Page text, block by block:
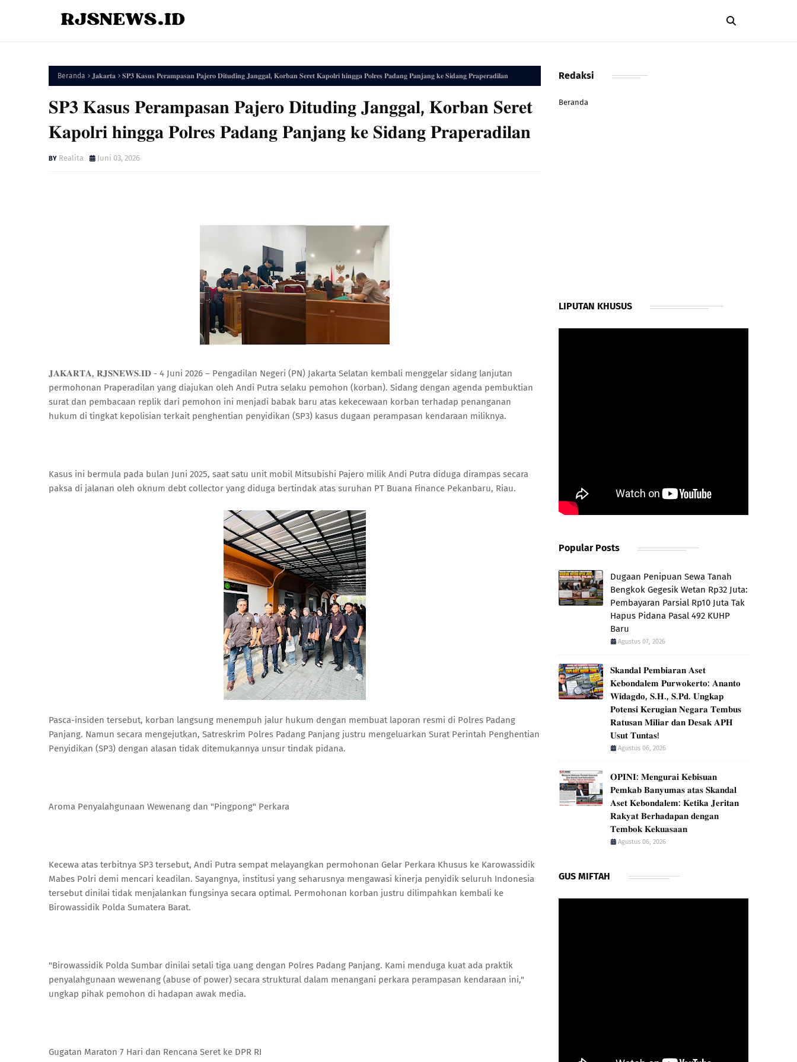
Beranda 𝐉𝐚𝐤𝐚𝐫𝐭𝐚 ​𝐒𝐏𝟑 𝐊𝐚𝐬𝐮𝐬 𝐏𝐞𝐫𝐚𝐦𝐩𝐚𝐬𝐚𝐧 𝐏𝐚𝐣𝐞𝐫𝐨 𝐃𝐢𝐭𝐮𝐝𝐢𝐧𝐠 𝐉𝐚𝐧𝐠𝐠𝐚𝐥, 𝐊𝐨𝐫𝐛𝐚𝐧 𝐒𝐞𝐫𝐞𝐭 𝐊𝐚𝐩𝐨𝐥𝐫𝐢 𝐡𝐢𝐧𝐠𝐠𝐚 𝐏𝐨𝐥𝐫𝐞𝐬 𝐏𝐚𝐝𝐚𝐧𝐠 𝐏𝐚𝐧𝐣𝐚𝐧𝐠 𝐤𝐞 𝐒𝐢𝐝𝐚𝐧𝐠 𝐏𝐫𝐚𝐩𝐞𝐫𝐚𝐝𝐢𝐥𝐚𝐧
​𝐒𝐏𝟑 𝐊𝐚𝐬𝐮𝐬 𝐏𝐞𝐫𝐚𝐦𝐩𝐚𝐬𝐚𝐧 𝐏𝐚𝐣𝐞𝐫𝐨 𝐃𝐢𝐭𝐮𝐝𝐢𝐧𝐠 𝐉𝐚𝐧𝐠𝐠𝐚𝐥, 𝐊𝐨𝐫𝐛𝐚𝐧 𝐒𝐞𝐫𝐞𝐭
𝐊𝐚𝐩𝐨𝐥𝐫𝐢 𝐡𝐢𝐧𝐠𝐠𝐚 𝐏𝐨𝐥𝐫𝐞𝐬 𝐏𝐚𝐝𝐚𝐧𝐠 𝐏𝐚𝐧𝐣𝐚𝐧𝐠 𝐤𝐞 𝐒𝐢𝐝𝐚𝐧𝐠 𝐏𝐫𝐚𝐩𝐞𝐫𝐚𝐝𝐢𝐥𝐚𝐧
Realita Juni 03, 2026
𝐉𝐀𝐊𝐀𝐑𝐓𝐀, 𝐑𝐉𝐒𝐍𝐄𝐖𝐒.𝐈𝐃 - 4 Juni 2026 – Pengadilan Negeri (PN) Jakarta Selatan kembali menggelar sidang lanjutan
permohonan Praperadilan yang diajukan oleh Andi Putra selaku pemohon (korban). Sidang dengan agenda pembuktian
surat dan pembacaan replik dari pemohon ini menjadi babak baru atas kekecewaan korban terhadap penanganan
hukum di tingkat kepolisian terkait penghentian penyidikan (SP3) kasus dugaan perampasan kendaraan miliknya.
​Kasus ini bermula pada bulan Juni 2025, saat satu unit mobil Mitsubishi Pajero milik Andi Putra diduga dirampas secara
paksa di jalanan oleh oknum debt collector yang diduga bertindak atas suruhan PT Buana Finance Pekanbaru, Riau.
Pasca-insiden tersebut, korban langsung menempuh jalur hukum dengan membuat laporan resmi di Polres Padang
Panjang. Namun secara mengejutkan, Satreskrim Polres Padang Panjang justru mengeluarkan Surat Perintah Penghentian
Penyidikan (SP3) dengan alasan tidak ditemukannya unsur tindak pidana.
​Aroma Penyalahgunaan Wewenang dan "Pingpong" Perkara
​Kecewa atas terbitnya SP3 tersebut, Andi Putra sempat melayangkan permohonan Gelar Perkara Khusus ke Karowassidik
Mabes Polri demi mencari keadilan. Sayangnya, institusi yang seharusnya mengawasi kinerja penyidik seluruh Indonesia
tersebut dinilai tidak menjalankan fungsinya secara optimal. Permohonan korban justru dilimpahkan kembali ke
Birowassidik Polda Sumatera Barat.
​"Birowassidik Polda Sumbar dinilai setali tiga uang dengan Polres Padang Panjang. Kami menduga kuat ada praktik
penyalahgunaan wewenang (abuse of power) secara struktural dalam menangani perkara perampasan kendaraan ini,"
ungkap pihak pemohon di hadapan awak media.
​Gugatan Maraton 7 Hari dan Rencana Seret ke DPR RI
Redaksi
Beranda
LIPUTAN KHUSUS
Popular Posts
Dugaan Penipuan Sewa Tanah
Bengkok Gegesik Wetan Rp32 Juta:
Pembayaran Parsial Rp10 Juta Tak
Hapus Pidana Pasal 492 KUHP
Baru
Agustus 07, 2026
𝐒𝐤𝐚𝐧𝐝𝐚𝐥 𝐏𝐞𝐦𝐛𝐢𝐚𝐫𝐚𝐧 𝐀𝐬𝐞𝐭
𝐊𝐞𝐛𝐨𝐧𝐝𝐚𝐥𝐞𝐦 𝐏𝐮𝐫𝐰𝐨𝐤𝐞𝐫𝐭𝐨: 𝐀𝐧𝐚𝐧𝐭𝐨
𝐖𝐢𝐝𝐚𝐠𝐝𝐨, 𝐒.𝐇., 𝐒.𝐏𝐝. 𝐔𝐧𝐠𝐤𝐚𝐩
𝐏𝐨𝐭𝐞𝐧𝐬𝐢 𝐊𝐞𝐫𝐮𝐠𝐢𝐚𝐧 𝐍𝐞𝐠𝐚𝐫𝐚 𝐓𝐞𝐦𝐛𝐮𝐬
𝐑𝐚𝐭𝐮𝐬𝐚𝐧 𝐌𝐢𝐥𝐢𝐚𝐫 𝐝𝐚𝐧 𝐃𝐞𝐬𝐚𝐤 𝐀𝐏𝐇
𝐔𝐬𝐮𝐭 𝐓𝐮𝐧𝐭𝐚𝐬!
Agustus 06, 2026
𝐎𝐏𝐈𝐍𝐈: 𝐌𝐞𝐧𝐠𝐮𝐫𝐚𝐢 𝐊𝐞𝐛𝐢𝐬𝐮𝐚𝐧
𝐏𝐞𝐦𝐤𝐚𝐛 𝐁𝐚𝐧𝐲𝐮𝐦𝐚𝐬 𝐚𝐭𝐚𝐬 𝐒𝐤𝐚𝐧𝐝𝐚𝐥
𝐀𝐬𝐞𝐭 𝐊𝐞𝐛𝐨𝐧𝐝𝐚𝐥𝐞𝐦: 𝐊𝐞𝐭𝐢𝐤𝐚 𝐉𝐞𝐫𝐢𝐭𝐚𝐧
𝐑𝐚𝐤𝐲𝐚𝐭 𝐁𝐞𝐫𝐡𝐚𝐝𝐚𝐩𝐚𝐧 𝐝𝐞𝐧𝐠𝐚𝐧
𝐓𝐞𝐦𝐛𝐨𝐤 𝐊𝐞𝐤𝐮𝐚𝐬𝐚𝐚𝐧
Agustus 06, 2026
GUS MIFTAH